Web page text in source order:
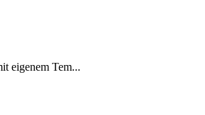
eigenem Tem...